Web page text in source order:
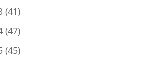
(41)
(47)
(45)